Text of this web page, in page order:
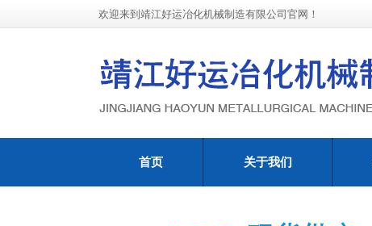
欢迎来到靖江好运冶化机械制造有限公司官网！
首页 关于我们